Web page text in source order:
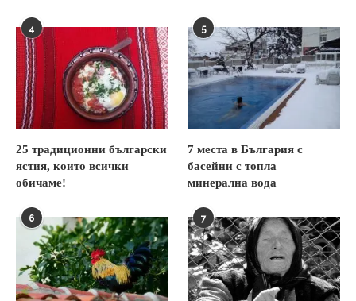
4
25 традиционни български
ястия, които всички
обичаме!
5
7 места в България с
басейни с топла
минерална вода
6 7